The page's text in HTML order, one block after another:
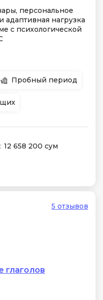
персональное
нагрузка
с психологической
Пробный период
12 658 200 сум
5 отзывов
глаголов